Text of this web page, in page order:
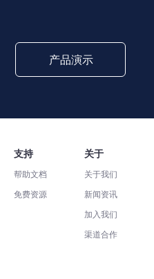
产品演示
支持
帮助文档
免费资源
关于
关于我们
新闻资讯
加入我们
渠道合作